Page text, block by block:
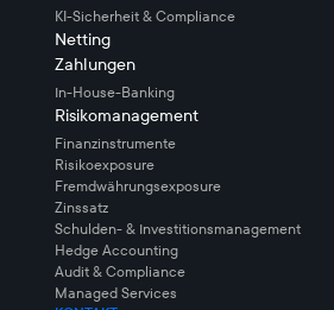
KI-Sicherheit & Compliance
Netting
Zahlungen
In-House-Banking
Risikomanagement
Finanzinstrumente
Risikoexposure
Fremdwährungsexposure
Zinssatz
Schulden- & Investitionsmanagement
Hedge Accounting
Audit & Compliance
Managed Services